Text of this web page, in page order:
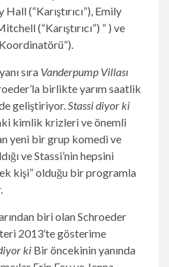
(“Karıştırıcı”), Emily
(“Karıştırıcı”) ” ) ve
sıra Vanderpump Villası
birlikte yarım saatlik
geliştiriyor.Stassi diyor ki
kimlik krizleri ve önemli
yeni bir grup komedi ve
ve Stassi’nin hepsini
kişi” olduğu bir programla
biri olan Schroeder
2013’te gösterime
ki Bir öncekinin yanında